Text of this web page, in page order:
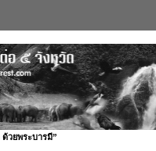
วยพระบารมี”